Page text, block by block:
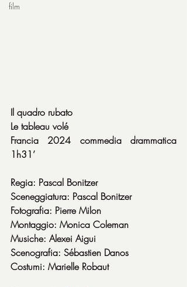
film
Il quadro rubato
Le tableau volé
Francia 2024 commedia drammatica
1h31’
Regia: Pascal Bonitzer
Sceneggiatura: Pascal Bonitzer
Fotografia: Pierre Milon
Montaggio: Monica Coleman
Musiche: Alexei Aigui
Scenografia: Sébastien Danos
Costumi: Marielle Robaut